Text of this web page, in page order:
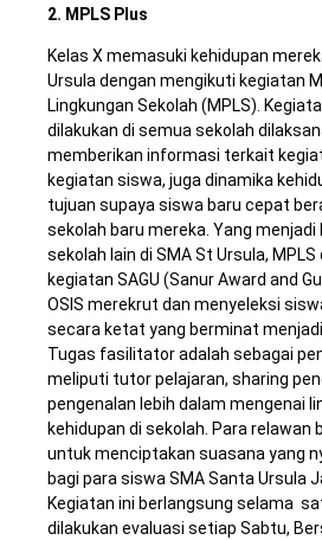
2. MPLS Plus
Kelas X memasuki kehidupan
Ursula dengan mengikuti kegiatan
Lingkungan Sekolah (MPLS).
dilakukan di semua sekolah
memberikan informasi terkait
kegiatan siswa, juga dinamika
tujuan supaya siswa baru cepat
sekolah baru mereka. Yang menjadi
sekolah lain di SMA St Ursula,
kegiatan SAGU (SanurAward and
OSIS merekrut dan menyeleksi
secara ketat yang berminat
Tugas fasilitator adalah sebagai
meliputi tutorpelajaran, sharing
pengenalan lebih dalam mengenai
kehidupan di sekolah. Para relawan
untuk menciptakan suasana yang
bagi para siswa SMA Santa Ursula
Kegiatan ini berlangsung selama
dilakukan evaluasi setiap Sabtu,